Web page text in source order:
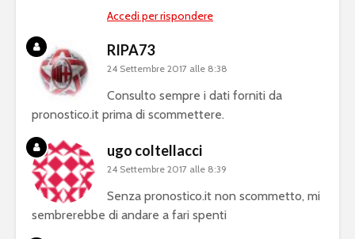
Accedi per rispondere
RIPA73
24 Settembre 2017 alle 8:38
Consulto sempre i dati forniti da
pronostico.it prima di scommettere.
ugo coltellacci
24 Settembre 2017 alle 8:39
Senza pronostico.it non scommetto, mi
sembrerebbe di andare a fari spenti